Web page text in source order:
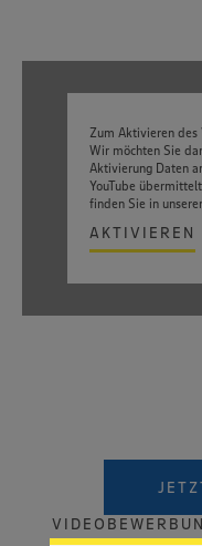
ein bestmögliches
ermöglichen. Wir
Website zu
Inhalte anzubieten.
Cookies und
Zum Aktivieren
Wir möchten Sie
Aktivierung Daten
YouTube
finden Sie in
AKTIVIEREN